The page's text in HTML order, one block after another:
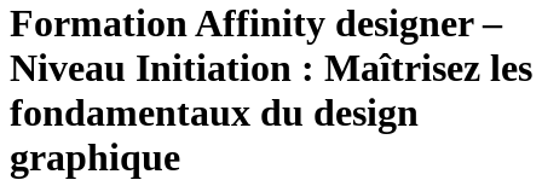
Formation Affinity designer –
Niveau Initiation : Maîtrisez les
fondamentaux du design
graphique